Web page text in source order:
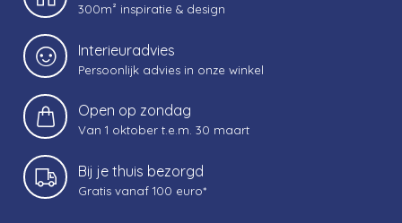
300m² inspiratie & design
Interieuradvies
Persoonlijk advies in onze winkel
Open op zondag
Van 1 oktober t.e.m. 30 maart
Bij je thuis bezorgd
Gratis vanaf 100 euro*